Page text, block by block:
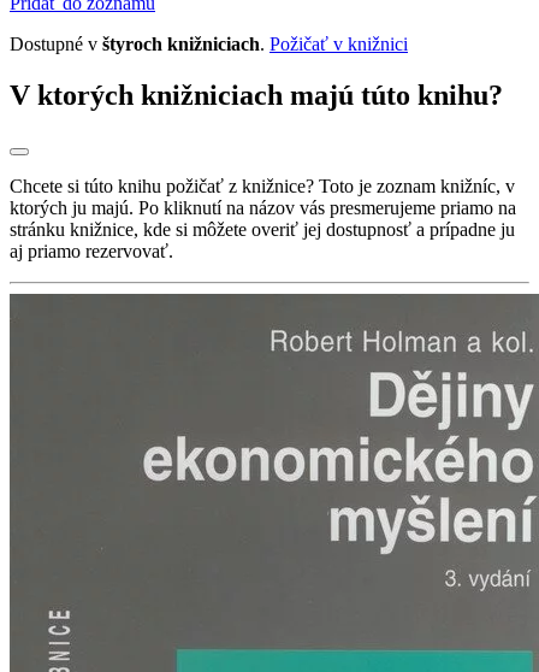
Dostupné v štyroch knižniciach. Požičať v knižnici
V ktorých knižniciach majú túto knihu?
Chcete si túto knihu požičať z knižnice? Toto je zoznam knižníc, v
ktorých ju majú. Po kliknutí na názov vás presmerujeme priamo na
stránku knižnice, kde si môžete overiť jej dostupnosť a prípadne ju
aj priamo rezervovať.